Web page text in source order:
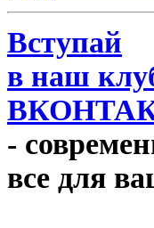
Вступай
в наш
-
все для